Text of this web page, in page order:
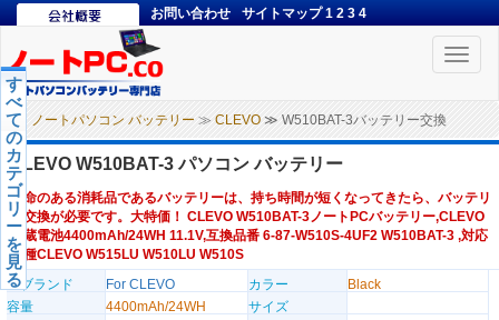
お問い合わせ サイトマップ 1 2 3 4
Toggle
ノートパソコン バッテリー ≫ CLEVO ≫ W510BAT-3バッテリー交換
す
べ
て
の
カ
テ
ゴ
リ
ー
を
見
る
CLEVO W510BAT-3 パソコン バッテリー
寿命のある消耗品であるバッテリーは、持ち時間が短くなってきたら、バッテリ
ー交換が必要です。大特価！ CLEVO W510BAT-3ノートPCバッテリー,CLEVO
内蔵電池4400mAh/24WH 11.1V,互換品番 6-87-W510S-4UF2 W510BAT-3 ,対応
機種CLEVO W515LU W510LU W510S
のブランド
For CLEVO カラー
Black
容量
4400mAh/24WH
サイズ